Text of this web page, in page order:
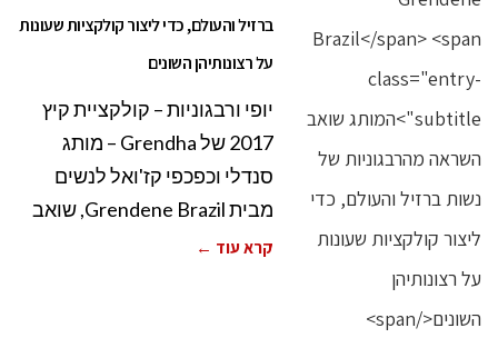
ברזיל והעולם, כדי ליצור קולקציות שעונות
על רצונותיהן השונים
יופי ורבגוניות – קולקציית קיץ
2017 של Grendha – מותג
סנדלי וכפכפי קז'ואל לנשים
מבית Grendene Brazil, שואב
קרא עוד ←